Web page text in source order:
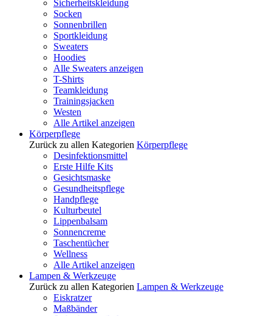
Sicherheitskleidung
Socken
Sonnenbrillen
Sportkleidung
Sweaters
Hoodies
Alle Sweaters anzeigen
T-Shirts
Teamkleidung
Trainingsjacken
Westen
Alle Artikel anzeigen
Körperpflege
Zurück zu allen Kategorien Körperpflege
Desinfektionsmittel
Erste Hilfe Kits
Gesichtsmaske
Gesundheitspflege
Handpflege
Kulturbeutel
Lippenbalsam
Sonnencreme
Taschentücher
Wellness
Alle Artikel anzeigen
Lampen & Werkzeuge
Zurück zu allen Kategorien Lampen & Werkzeuge
Eiskratzer
Maßbänder